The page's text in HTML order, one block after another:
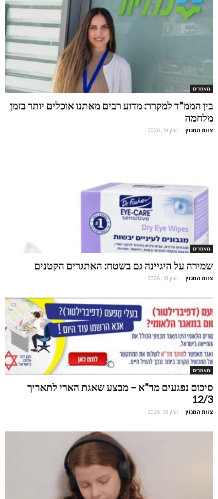
מאמרים
בין הממ"ד למקרר: מדוע רבים מאתנו אוכלים יותר בזמן
מלחמה
צוות המגזין - מרץ 19, 2026
מאמרים
שמירה על היגיינה גם בשטח: האתגרים הקטנים
צוות המגזין - מרץ 18, 2026
מאמרים
סיכום נפגעים מד"א – מבצע שאגת הארי לתאריך
12/3
צוות המגזין - מרץ 13, 2026